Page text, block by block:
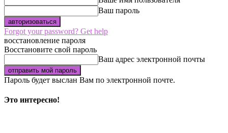
Ваш пароль
Forgot your password? Get help
восстановление пароля
Восстановите свой пароль
Ваш адрес электронной почты
Пароль будет выслан Вам по электронной почте.
Это интересно!